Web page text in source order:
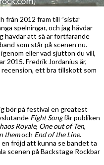
från 2012 fram till ”sista”
spelningar, och jag hävdar
hävdar att så är fortfarande
som står på scenen nu.
eller vad sjutton du vill,
2015. Fredrik Jordanius är,
recension, ett bra tillskott som
bör på festival en greatest
Fight Songfår publiken
Royale, One out of Ten,
themoch End of the Line.
fröjd att kunna se bandet ta
scenen på Backstage Rockbar